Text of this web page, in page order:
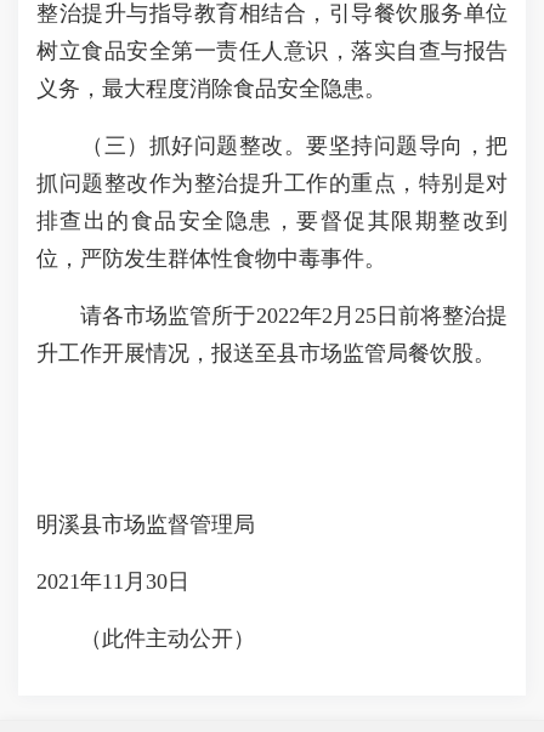
整治提升与指导教育相结合，引导餐饮服务单位
树立食品安全第一责任人意识，落实自查与报告
义务，最大程度消除食品安全隐患。
（三）抓好问题整改。要坚持问题导向，把
抓问题整改作为整治提升工作的重点，特别是对
排查出的食品安全隐患，要督促其限期整改到
位，严防发生群体性食物中毒事件。
请各市场监管所于2022年2月25日前将整治提
升工作开展情况，报送至县市场监管局餐饮股。
明溪县市场监督管理局
2021年11月30日
（此件主动公开）